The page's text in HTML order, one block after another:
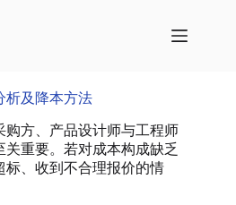
析及降本方法
方、产品设计师与工程师
重要。若对成本构成缺乏
、收到不合理报价的情